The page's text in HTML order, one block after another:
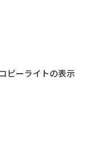
ピーライトの表示